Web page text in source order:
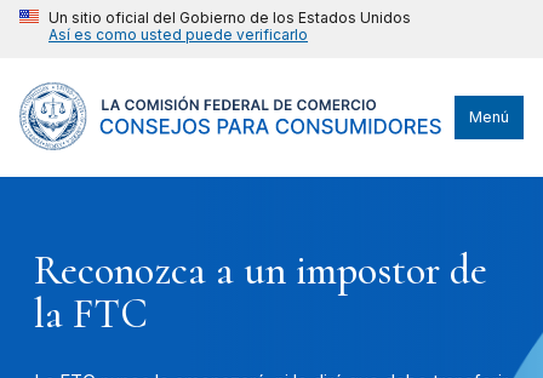
Un sitio oficial del Gobierno de los Estados Unidos
Así es como usted puede verificarlo
Menú
Reconozca a un impostor de
la FTC